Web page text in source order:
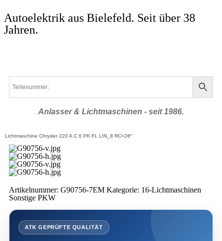
Autoelektrik aus Bielefeld. Seit über 38
Jahren.
Anlasser & Lichtmaschinen - seit 1986.
Lichtmaschine Chrysler 220 A.C 6 PK.FL LIN_8 RC=28″
Artikelnummer: G90756-7EM Kategorie: 16-Lichtmaschinen
Sonstige PKW
ATK GEPRÜFTE QUALITÄT